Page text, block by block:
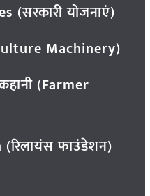
(सरकारी योजनाएं)
Machinery)
(Farmer
फाउंडेशन)